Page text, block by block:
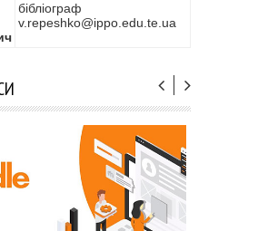
бібліограф
v.repeshko@ippo.edu.te.ua